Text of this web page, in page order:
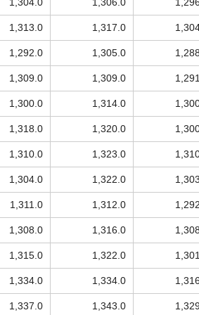
1,313.0 1,317.0
1,292.0 1,305.0
1,309.0 1,309.0
1,300.0 1,314.0
1,318.0 1,320.0
1,310.0 1,323.0
1,304.0 1,322.0
1,311.0 1,312.0
1,308.0 1,316.0
1,315.0 1,322.0
1,334.0 1,334.0
1,337.0 1,343.0